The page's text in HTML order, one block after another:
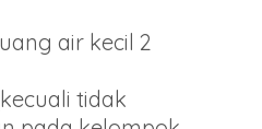
air kecil 2
tidak